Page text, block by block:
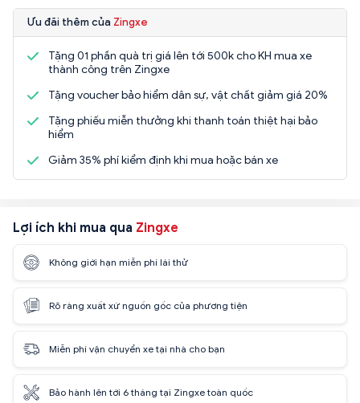
Ưu đãi thêm của Zingxe
Tặng 01 phần quà trị giá lên tới 500k cho KH mua xe
thành công trên Zingxe
Tặng voucher bảo hiểm dân sự, vật chất giảm giá 20%
Tặng phiếu miễn thưởng khi thanh toán thiệt hại bảo
hiểm
Giảm 35% phí kiểm định khi mua hoặc bán xe
Lợi ích khi mua qua Zingxe
Không giới hạn miễn phí lái thử
Rõ ràng xuất xứ nguồn gốc của phương tiện
Miễn phí vận chuyển xe tại nhà cho bạn
Bảo hành lên tới 6 tháng tại Zingxe toàn quốc